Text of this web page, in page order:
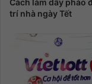
Cách làm dây pháo
trí nhà ngày Tết